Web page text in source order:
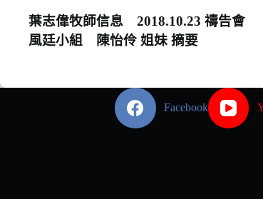
葉志偉牧師信息 2018.10.23 禱告會
風廷小組 陳怡伶 姐妹 摘要
Facebook